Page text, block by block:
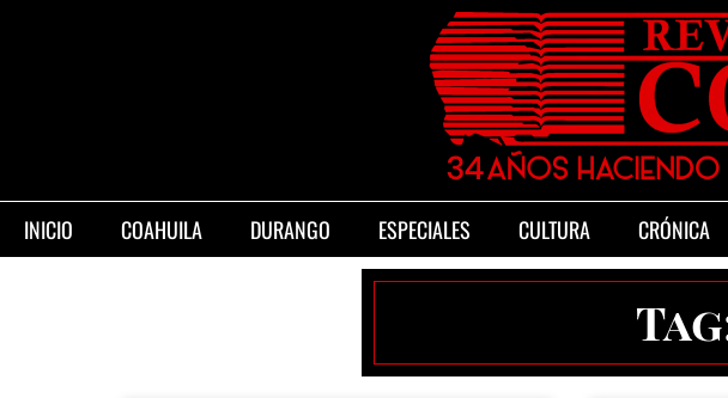
INICIO COAHUILA DURANGO ESPECIALES CULTURA CRÓNICA